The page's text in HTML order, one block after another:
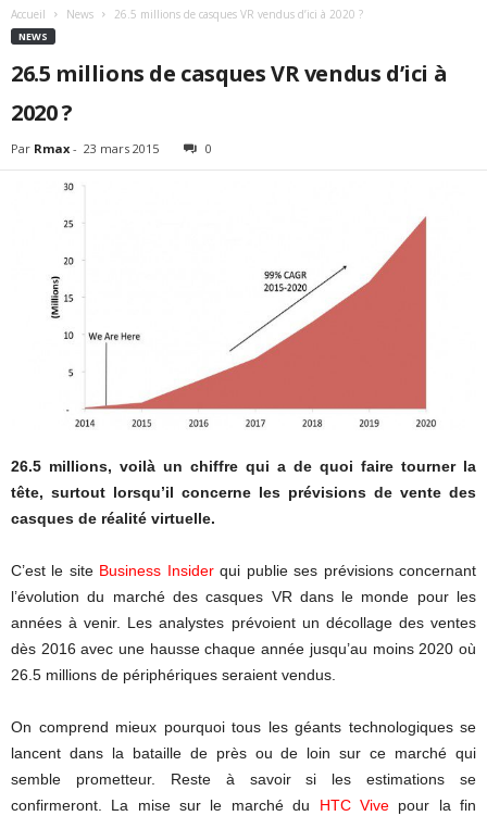
Accueil News 26.5 millions de casques VR vendus d’ici à 2020 ?
NEWS
26.5 millions de casques VR vendus d’ici à
2020 ?
Par Rmax - 23 mars 2015 0
26.5 millions, voilà un chiffre qui a de quoi faire tourner la
tête, surtout lorsqu’il concerne les prévisions de vente des
casques de réalité virtuelle.
C’est le site Business Insiderqui publie ses prévisions concernant
l’évolution du marché des casques VR dans le monde pour les
années à venir. Les analystes prévoient un décollage des ventes
dès 2016 avec une hausse chaque année jusqu’au moins 2020 où
26.5 millions de périphériques seraient vendus.
On comprend mieux pourquoi tous les géants technologiques se
lancent dans la bataille de près ou de loin sur ce marché qui
semble prometteur. Reste à savoir si les estimations se
confirmeront. La mise sur le marché du HTC Vivepour la fin